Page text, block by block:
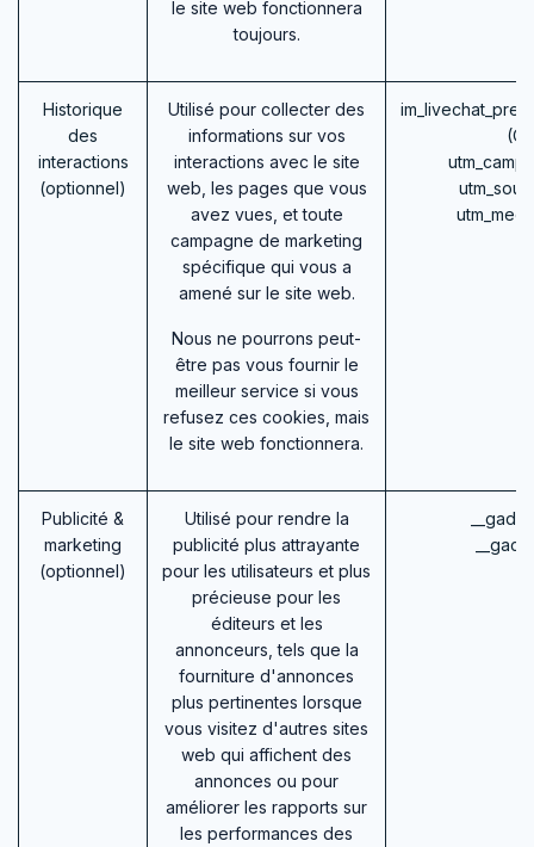
le site web fonctionnera
toujours.
Historique
des
interactions
(optionnel)
Utilisé pour collecter des
informations sur vos
interactions avec le site
web, les pages que vous
avez vues, et toute
campagne de marketing
spécifique qui vous a
amené sur le site web.
Nous ne pourrons peut-
être pas vous fournir le
meilleur service si vous
refusez ces cookies, mais
le site web fonctionnera.
Publicité &
marketing
(optionnel)
Utilisé pour rendre la
publicité plus attrayante
pour les utilisateurs et plus
précieuse pour les
éditeurs et les
annonceurs, tels que la
fourniture d'annonces
plus pertinentes lorsque
vous visitez d'autres sites
web qui affichent des
annonces ou pour
améliorer les rapports sur
les performances des
__gac